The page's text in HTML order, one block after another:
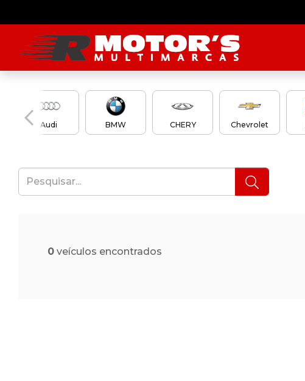
Audi BMW CHERY Chevrolet
0 veículos encontrados